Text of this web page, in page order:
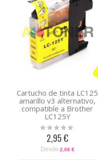
Cartucho de tinta LC125
amarillo v3 alternativo,
compatible a Brother
LC125Y
Rating:
2,95 €
Desde 2,66 €